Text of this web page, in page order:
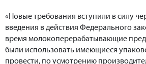
«Новые требования вступили в силу
введения в действия Федерального
время молокоперерабатывающие
были использовать имеющиеся
провести, по усмотрению